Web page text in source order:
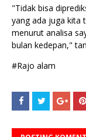
"Tidak bisa
yang ada juga kita
menurut analisa
bulan kedepan,"
#Rajo alam